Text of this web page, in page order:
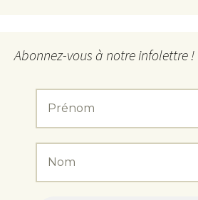
Abonnez-vous à notre infolettre !